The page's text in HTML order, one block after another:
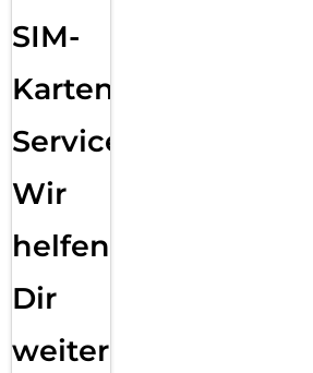
SIM-
Karten
Service:
Wir
helfen
Dir
weiter